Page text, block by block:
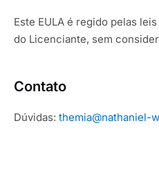
Este EULA é regido pelas
do Licenciante, sem
Contato
Dúvidas: themia@nathaniel-